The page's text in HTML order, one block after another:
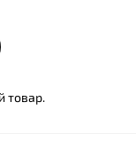
товар.